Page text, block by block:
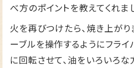
べ方のポイントを教えてくれま
火を再びつけたら、焼き上がり
ーブルを操作するようにフラ
に回転させて、油をいろいろな